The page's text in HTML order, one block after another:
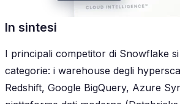
In sintesi
I principali competitor di Snowflake
categorie: i warehouse degli
Redshift, Google BigQuery, Azure